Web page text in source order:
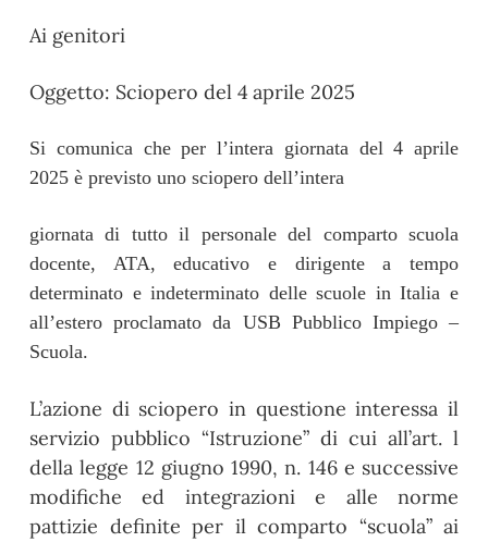
Ai genitori
Oggetto: Sciopero del 4 aprile 2025
Si comunica che per l’intera giornata del 4 aprile
2025 è previsto uno sciopero dell’intera
giornata di tutto il personale del comparto scuola
docente, ATA, educativo e dirigente a tempo
determinato e indeterminato delle scuole in Italia e
all’estero proclamato da USB Pubblico Impiego –
Scuola.
L’azione di sciopero in questione interessa il
servizio pubblico “Istruzione” di cui all’art. l
della legge 12 giugno 1990, n. 146 e successive
modifiche ed integrazioni e alle norme
pattizie definite per il comparto “scuola” ai